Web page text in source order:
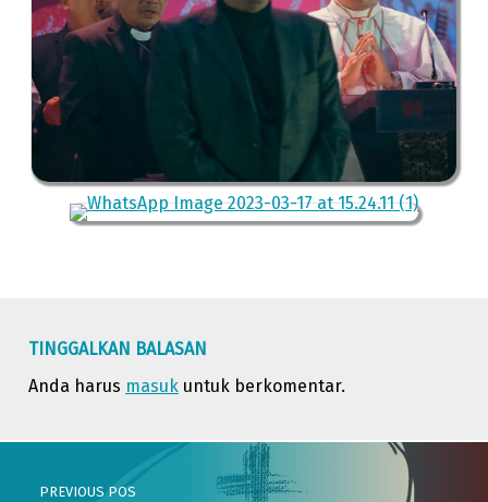
TINGGALKAN BALASAN
Anda harus masukuntuk berkomentar.
Post navigation
PREVIOUS POS